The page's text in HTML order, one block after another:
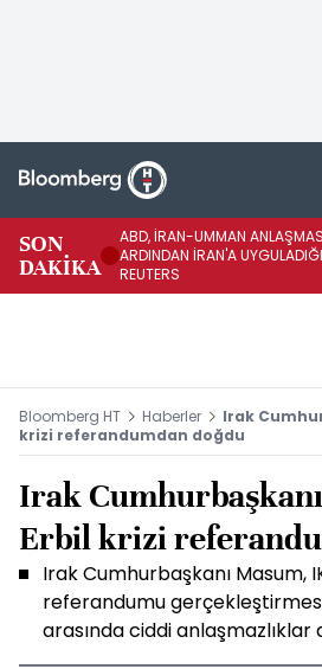
SON
DAKİKA
ABD, İRAN-UMMAN
ARDINDAN İRAN'A
REUTERS
Bloomberg HT Haberler
Irak
krizi referandumdan doğdu
Irak
Erbil krizi
Irak Cumhurbaşkanı Masum,
referandumu
arasında ciddi